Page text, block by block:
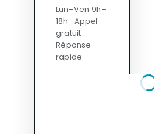
Lun–Ven 9h–
18h · Appel
gratuit ·
Réponse
rapide